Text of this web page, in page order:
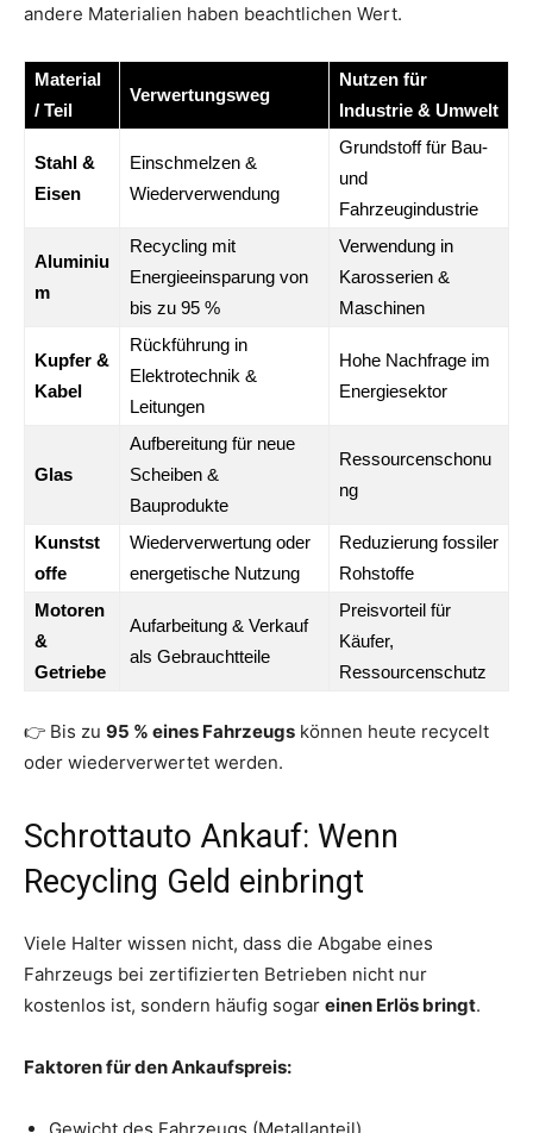
andere Materialien haben beachtlichen Wert.
Material
/ Teil
Verwertungsweg
Nutzen für
Industrie & Umwelt
Stahl &
Eisen
Einschmelzen &
Wiederverwendung
Grundstoff für Bau-
und
Fahrzeugindustrie
Aluminiu
m
Recycling mit
Energieeinsparung von
bis zu 95 %
Verwendung in
Karosserien &
Maschinen
Kupfer &
Kabel
Rückführung in
Elektrotechnik &
Leitungen
Hohe Nachfrage im
Energiesektor
Glas
Aufbereitung für neue
Scheiben &
Bauprodukte
Ressourcenschonu
ng
Kunstst
offe
Wiederverwertung oder
energetische Nutzung
Reduzierung fossiler
Rohstoffe
Motoren
&
Getriebe
Aufarbeitung & Verkauf
als Gebrauchtteile
Preisvorteil für
Käufer,
Ressourcenschutz
👉 Bis zu 95 % eines Fahrzeugs können heute recycelt
oder wiederverwertet werden.
Schrottauto Ankauf: Wenn
Recycling Geld einbringt
Viele Halter wissen nicht, dass die Abgabe eines
Fahrzeugs bei zertifizierten Betrieben nicht nur
kostenlos ist, sondern häufig sogar einen Erlös bringt.
Faktoren für den Ankaufspreis: